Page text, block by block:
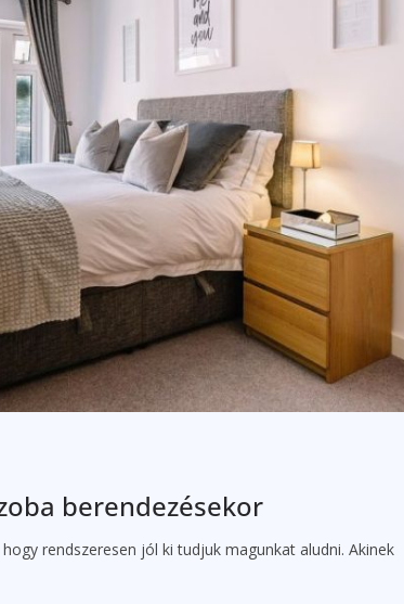
berendezésekor
rendszeresen jól ki tudjuk magunkat aludni. Akinek